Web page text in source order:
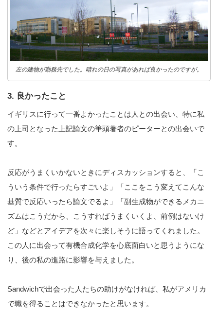
左の建物が勤務先でした。晴れの日の写真があれば良かったのですが。
3. 良かったこと
イギリスに行って一番よかったことは人との出会い、特に私
の上司となった上記論文の筆頭著者のピーターとの出会いで
す。
反応がうまくいかないときにディスカッションすると、「こ
ういう条件で行ったらすごいよ」「ここをこう変えてこんな
基質で反応いったら論文でるよ」「副生成物ができるメカニ
ズムはこうだから、こうすればうまくいくよ、前例はないけ
ど」などとアイデアを次々に楽しそうに語ってくれました。
この人に出会って有機合成化学を心底面白いと思うようにな
り、後の私の進路に影響を与えました。
Sandwichで出会った人たちの助けがなければ、私がアメリカ
で職を得ることはできなかったと思います。